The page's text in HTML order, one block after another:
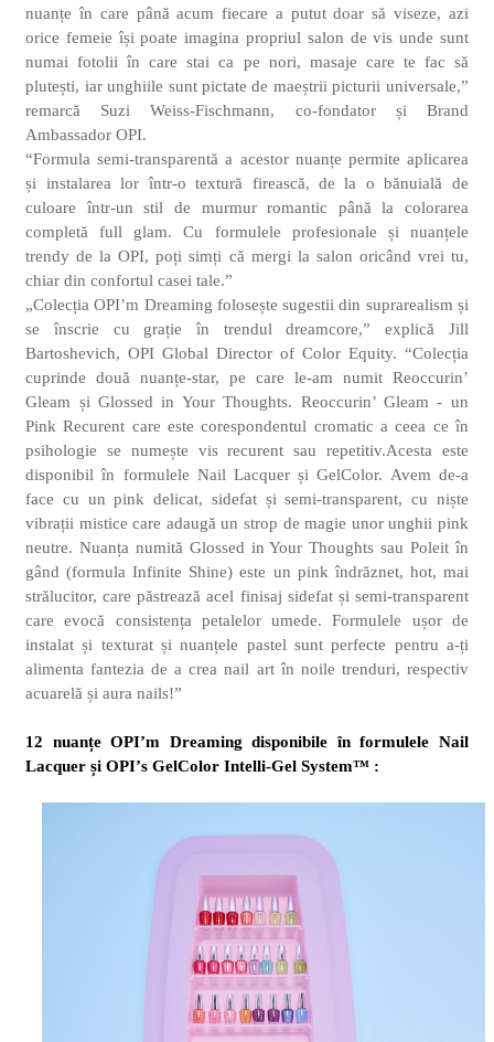
nuanțe în care până acum fiecare a putut doar să viseze, azi
orice femeie își poate imagina propriul salon de vis unde sunt
numai fotolii în care stai ca pe nori, masaje care te fac să
plutești, iar unghiile sunt pictate de maeștrii picturii universale,”
remarcă Suzi Weiss-Fischmann, co-fondator și Brand
AmbassadorOPI.
“Formula semi-transparentă a acestor nuanțe permite aplicarea
și instalarea lor într-o textură firească, de la o bănuială de
culoare într-un stil de murmur romantic până la colorarea
completă full glam. Cu formulele profesionale și nuanțele
trendy de la OPI, poți simți că mergi la salon oricând vrei tu,
chiar din confortul casei tale.”
„Colecția OPI’m Dreaming folosește sugestii din suprarealism și
se înscrie cu grație în trendul dreamcore,”explică Jill
Bartoshevich, OPI Global Director of Color Equity. “Colecția
cuprinde două nuanțe-star, pe care le-am numitReoccurin’
Gleam și Glossed in Your Thoughts. Reoccurin’ Gleam - un
Pink Recurent care este corespondentul cromatic a ceea ce în
psihologie se numește vis recurent sau repetitiv.Acesta este
disponibil în formulele Nail Lacquer șiGelColor. Avem de-a
face cu un pink delicat, sidefat și semi-transparent, cu niște
vibrații mistice care adaugă un strop de magie unor unghii pink
neutre. Nuanța numită Glossed in Your Thoughts sau Poleit în
gând (formulaInfinite Shine)este un pink îndrăznet, hot, mai
strălucitor, care păstrează acel finisaj sidefat și semi-transparent
care evocă consistența petalelor umede. Formulele ușor de
instalat și texturat și nuanțele pastel sunt perfecte pentru a-ți
alimenta fantezia de a crea nail art în noile trenduri, respectiv
acuarelă și aura nails!”
12 nuanțe OPI’m Dreaming disponibile în formulele Nail
Lacquerși OPI’s GelColor Intelli-Gel System™ :